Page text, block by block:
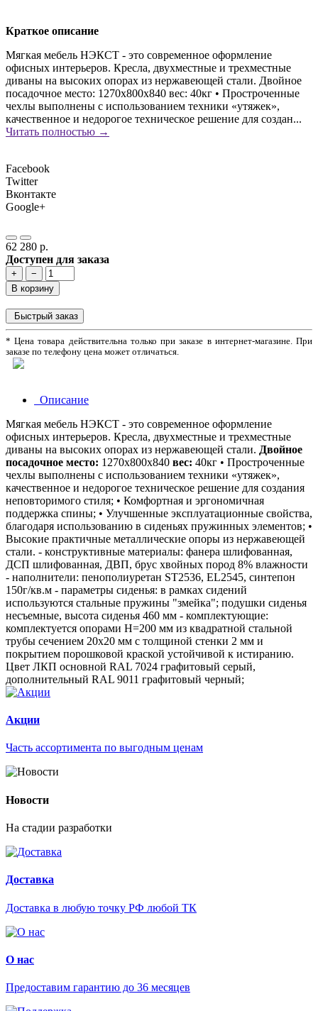
Краткое описание
Мягкая мебель НЭКСТ - это современное оформление
офисных интерьеров. Кресла, двухместные и трехместные
диваны на высоких опорах из нержавеющей стали. Двойное
посадочное место: 1270х800х840 вес: 40кг • Простроченные
чехлы выполнены с использованием техники «утяжек»,
качественное и недорогое техническое решение для создан...
Читать полностью →
Facebook
Twitter
Вконтакте
Google+
62 280 р.
Доступен для заказа
+
−
В корзину
Быстрый заказ
* Цена товара действительна только при заказе в интернет-магазине. При
заказе по телефону цена может отличаться.
Описание
Мягкая мебель НЭКСТ - это современное оформление
офисных интерьеров. Кресла, двухместные и трехместные
диваны на высоких опорах из нержавеющей стали. Двойное
посадочное место: 1270х800х840 вес: 40кг • Простроченные
чехлы выполнены с использованием техники «утяжек»,
качественное и недорогое техническое решение для создания
неповторимого стиля; • Комфортная и эргономичная
поддержка спины; • Улучшенные эксплуатационные свойства,
благодаря использованию в сиденьях пружинных элементов; •
Высокие практичные металлические опоры из нержавеющей
стали. - конструктивные материалы: фанера шлифованная,
ДСП шлифованная, ДВП, брус хвойных пород 8% влажности
- наполнители: пенополиуретан ST2536, EL2545, синтепон
150г/кв.м - параметры сиденья: в рамках сидений
используются стальные пружины "змейка"; подушки сиденья
несъемные, высота сиденья 460 мм - комплектующие:
комплектуется опорами Н=200 мм из квадратной стальной
трубы сечением 20х20 мм с толщиной стенки 2 мм и
покрытием порошковой краской устойчивой к истиранию.
Цвет ЛКП основной RAL 7024 графитовый серый,
дополнительный RAL 9011 графитовый черный;
Акции
Часть ассортимента по выгодным ценам
Новости
На стадии разработки
Доставка
Доставка в любую точку РФ любой ТК
О нас
Предоставим гарантию до 36 месяцев